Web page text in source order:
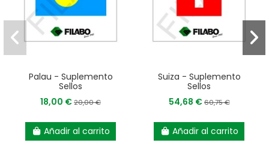
Palau - Suplemento
Sellos
18,00 €20,00 €
Añadir al carrito
Suiza - Suplemento
Sellos
54,68 €60,75 €
Añadir al carrito